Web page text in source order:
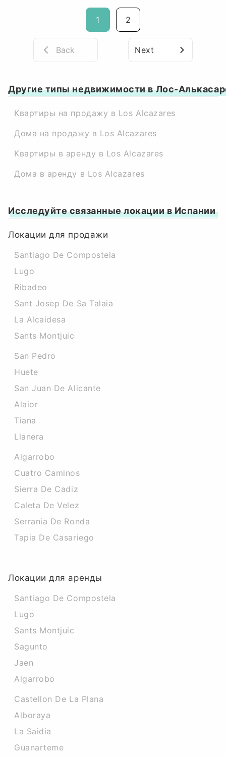
1 2
Back Next
Другие типы недвижимости в Лос-
Квартиры на продажу в Los Alcazares
Дома на продажу в Los Alcazares
Квартиры в аренду в Los Alcazares
Дома в аренду в Los Alcazares
Исследуйте связанные локации в Испании
Локации для продажи
Santiago De Compostela
Lugo
Ribadeo
Sant Josep De Sa Talaia
La Alcaidesa
Sants Montjuic
San Pedro
Huete
San Juan De Alicante
Alaior
Tiana
Llanera
Algarrobo
Cuatro Caminos
Sierra De Cadiz
Caleta De Velez
Serrania De Ronda
Tapia De Casariego
Локации для аренды
Santiago De Compostela
Lugo
Sants Montjuic
Sagunto
Jaen
Algarrobo
Castellon De La Plana
Alboraya
La Saidia
Guanarteme